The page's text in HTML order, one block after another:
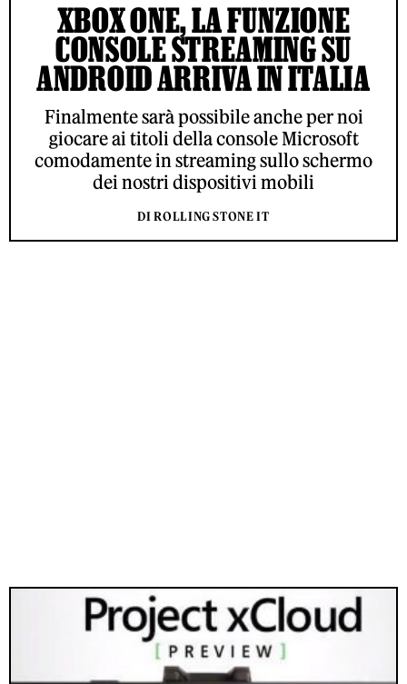
XBOX ONE, LA FUNZIONE
CONSOLE STREAMING SU
ANDROID ARRIVA IN ITALIA
Finalmente sarà possibile anche per noi
giocare ai titoli della console Microsoft
comodamente in streaming sullo schermo
dei nostri dispositivi mobili
DI ROLLING STONE IT